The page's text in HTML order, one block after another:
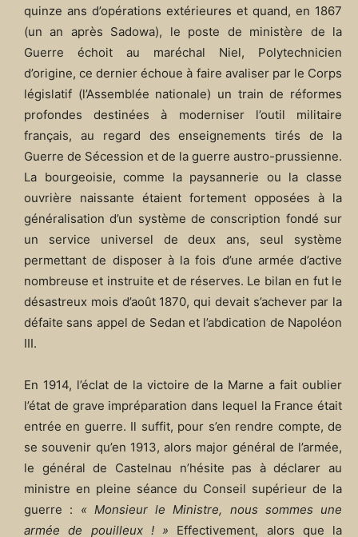
quinze ans d’opérations extérieures et quand, en 1867
(un an après Sadowa), le poste de ministère de la
Guerre échoit au maréchal Niel, Polytechnicien
d’origine, ce dernier échoue à faire avaliser par le Corps
législatif (l’Assemblée nationale) un train de réformes
profondes destinées à moderniser l’outil militaire
français, au regard des enseignements tirés de la
Guerre de Sécession et de la guerre austro-prussienne.
La bourgeoisie, comme la paysannerie ou la classe
ouvrière naissante étaient fortement opposées à la
généralisation d’un système de conscription fondé sur
un service universel de deux ans, seul système
permettant de disposer à la fois d’une armée d’active
nombreuse et instruite et de réserves. Le bilan en fut le
désastreux mois d’août 1870, qui devait s’achever par la
défaite sans appel de Sedan et l’abdication de Napoléon
III.
En 1914, l’éclat de la victoire de la Marne a fait oublier
l’état de grave impréparation dans lequel la France était
entrée en guerre. Il suffit, pour s’en rendre compte, de
se souvenir qu’en 1913, alors major général de l’armée,
le général de Castelnau n’hésite pas à déclarer au
ministre en pleine séance du Conseil supérieur de la
guerre : « Monsieur le Ministre, nous sommes une
armée de pouilleux ! » Effectivement, alors que la